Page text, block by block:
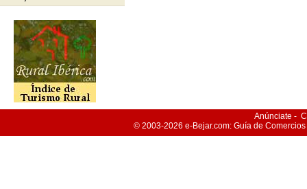
Anúnciate -
© 2003-2026 e-Bejar.com: Guía de